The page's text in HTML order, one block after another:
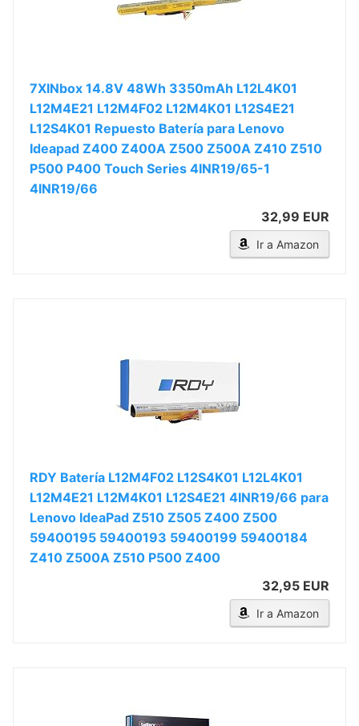
7XINbox 14.8V 48Wh 3350mAh L12L4K01
L12M4E21 L12M4F02 L12M4K01 L12S4E21
L12S4K01 Repuesto Batería para Lenovo
Ideapad Z400 Z400A Z500 Z500A Z410 Z510
P500 P400 Touch Series 4INR19/65-1
4INR19/66
32,99 EUR
Ir a Amazon
RDY Batería L12M4F02 L12S4K01 L12L4K01
L12M4E21 L12M4K01 L12S4E21 4INR19/66 para
Lenovo IdeaPad Z510 Z505 Z400 Z500
59400195 59400193 59400199 59400184
Z410 Z500A Z510 P500 Z400
32,95 EUR
Ir a Amazon